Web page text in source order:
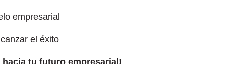
empresarial
el éxito